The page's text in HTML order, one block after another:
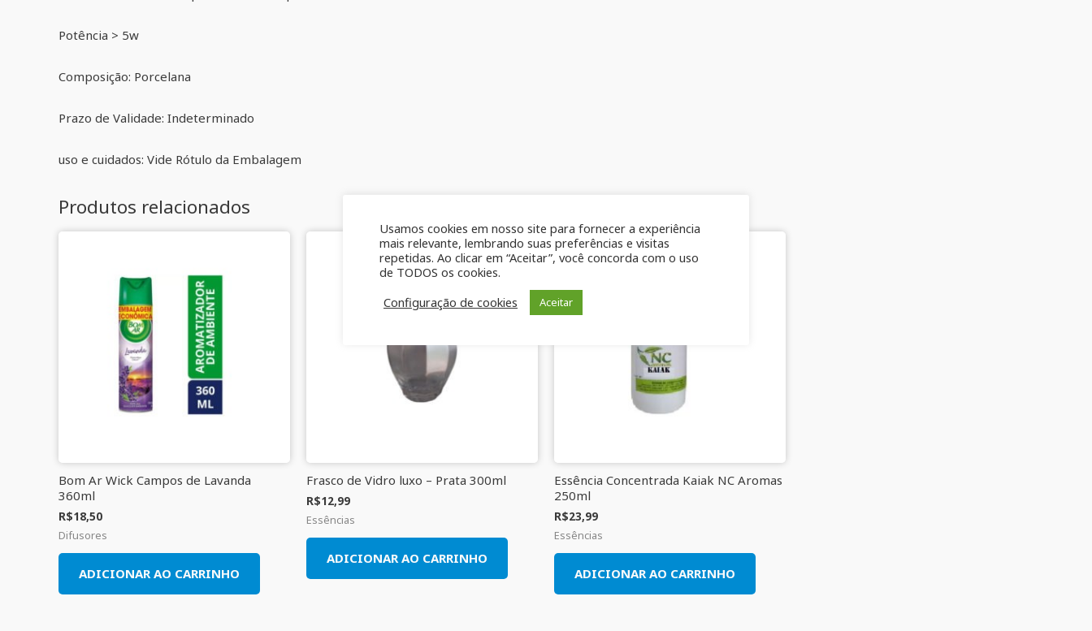
Potência > 5w
Composição: Porcelana
Prazo de Validade: Indeterminado
uso e cuidados: Vide Rótulo da Embalagem
Produtos relacionados
Bom Ar Wick Campos de Lavanda
360ml
R$18,50
Difusores
ADICIONAR AO CARRINHO
Frasco de Vidro luxo – Prata 300ml
R$12,99
Essências
ADICIONAR AO CARRINHO
Essência Concentrada Kaiak NC Aromas
250ml
R$23,99
Essências
ADICIONAR AO CARRINHO
Usamos cookies em nosso site para fornecer a experiência
mais relevante, lembrando suas preferências e visitas
repetidas. Ao clicar em “Aceitar”, você concorda com o uso
de TODOS os cookies.
Configuração de cookies
Aceitar